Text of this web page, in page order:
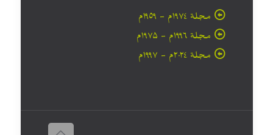
مجلة ۱۹۷٤م - ١٩٥٩م
مجلة ۱۹۹٦م - ۱۹۷۵م
مجلة ۲۰۲٤م - ۱۹۹۷م